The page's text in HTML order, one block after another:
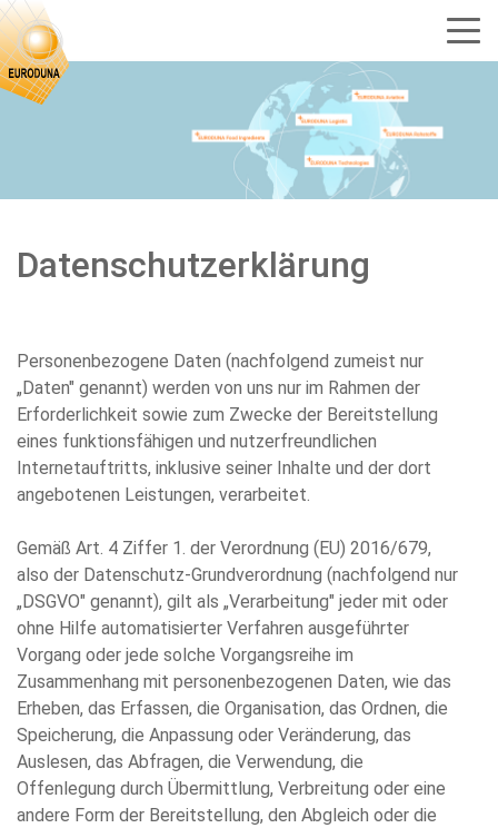
Datenschutzerklärung
Personenbezogene Daten (nachfolgend zumeist nur
„Daten" genannt) werden von uns nur im Rahmen der
Erforderlichkeit sowie zum Zwecke der Bereitstellung
eines funktionsfähigen und nutzerfreundlichen
Internetauftritts, inklusive seiner Inhalte und der dort
angebotenen Leistungen, verarbeitet.
Gemäß Art. 4 Ziffer 1. der Verordnung (EU) 2016/679,
also der Datenschutz-Grundverordnung (nachfolgend nur
„DSGVO" genannt), gilt als „Verarbeitung" jeder mit oder
ohne Hilfe automatisierter Verfahren ausgeführter
Vorgang oder jede solche Vorgangsreihe im
Zusammenhang mit personenbezogenen Daten, wie das
Erheben, das Erfassen, die Organisation, das Ordnen, die
Speicherung, die Anpassung oder Veränderung, das
Auslesen, das Abfragen, die Verwendung, die
Offenlegung durch Übermittlung, Verbreitung oder eine
andere Form der Bereitstellung, den Abgleich oder die